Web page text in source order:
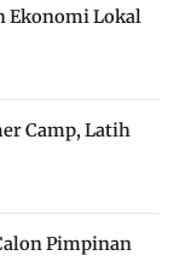
Ekonomi Lokal
Camp, Latih
Pimpinan